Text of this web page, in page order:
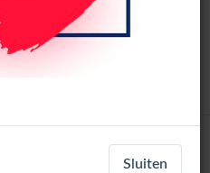
Z2 Play (XT1710) LCD
Sluiten